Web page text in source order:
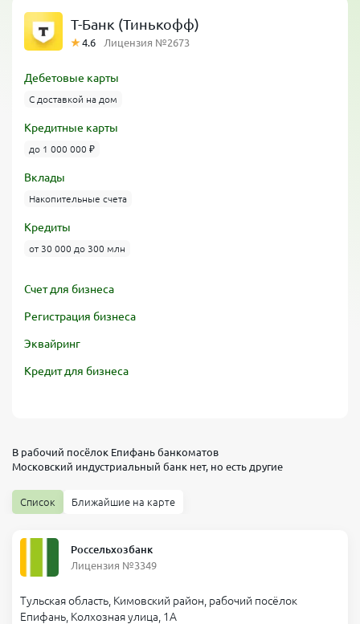
Т-Банк (Тинькофф)
4.6 Лицензия №2673
Дебетовые карты
С доставкой на дом
Кредитные карты
до 1 000 000 ₽
Вклады
Накопительные счета
Кредиты
от 30 000 до 300 млн
Счет для бизнеса
Регистрация бизнеса
Эквайринг
Кредит для бизнеса
В рабочий посёлок Епифань банкоматов
Московский индустриальный банк нет, но есть другие
Список Ближайшие на карте
Россельхозбанк
Лицензия №3349
Тульская область, Кимовский район, рабочий посёлок
Епифань, Колхозная улица, 1А